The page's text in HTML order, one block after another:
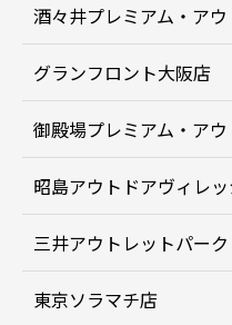
酒々井プレミアム・ア
グランフロント大阪店
御殿場プレミアム・ア
昭島アウトドアヴィレ
三井アウトレットパー
東京ソラマチ店